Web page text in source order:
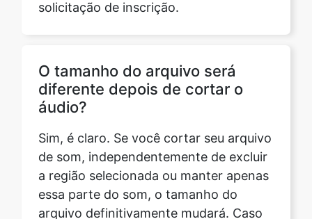
O tamanho do arquivo será
Sim, é claro. Se você cortar seu arquivo
de som, independentemente de excluir
a região selecionada ou manter apenas
essa parte do som, o tamanho do
arquivo definitivamente mudará. Caso
você apenas inverta o som, o tamanho
pode ou não ser diferente. Mas isso
não afeta a qualidade da trilha sonora